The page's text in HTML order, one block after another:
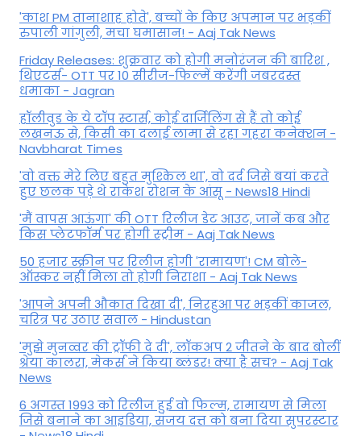
'काश PM तानाशाह होते', बच्चों के किए अपमान पर भड़कीं
रुपाली गांगुली, मचा घमासान! - Aaj Tak News
Friday Releases: शुक्रवार को होगी मनोरंजन की बारिश ,
थिएटर्स- OTT पर 10 सीरीज-फिल्में करेंगी जबरदस्त
धमाका - Jagran
हॉलीवुड के ये टॉप स्टार्स, कोई दार्जिलिंग से हैं तो कोई
लखनऊ से, किसी का दलाई लामा से रहा गहरा कनेक्शन -
Navbharat Times
'वो वक्त मेरे लिए बहुत मुश्किल था', वो दर्द जिसे बयां करते
हुए छलक पड़े थे राकेश रोशन के आंसू - News18 Hindi
'मैं वापस आऊंगा' की OTT रिलीज डेट आउट, जानें कब और
किस प्लेटफॉर्म पर होगी स्ट्रीम - Aaj Tak News
50 हजार स्क्रीन पर रिलीज होगी 'रामायण'! CM बोले-
ऑस्कर नहीं मिला तो होगी निराशा - Aaj Tak News
'आपने अपनी औकात दिखा दी', निरहुआ पर भड़कीं काजल,
चरित्र पर उठाए सवाल - Hindustan
'मुझे मुनव्वर की ट्रॉफी दे दी', लॉकअप 2 जीतने के बाद बोलीं
श्रेया कालरा, मेकर्स ने किया ब्लंडर! क्या है सच? - Aaj Tak
News
6 अगस्त 1993 को रिलीज हुई वो फिल्म, रामायण से मिला
जिसे बनाने का आइडिया, संजय दत्त को बना दिया सुपरस्टार